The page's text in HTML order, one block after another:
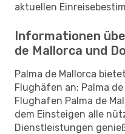
aktuellen
Informationen
de Mallorca und
Palma de Mallorca
Flughäfen an: Palma
Flughafen Palma de
dem Einsteigen alle
Dienstleistungen